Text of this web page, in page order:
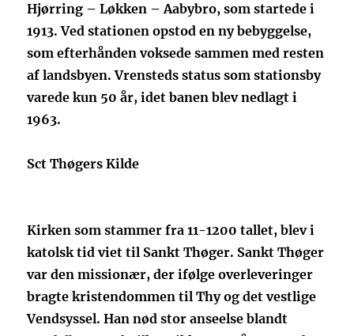
Hjørring – Løkken – Aabybro, som startede i
1913. Ved stationen opstod en ny bebyggelse,
som efterhånden voksede sammen med resten
af landsbyen. Vrensteds status som stationsby
varede kun 50 år, idet banen blev nedlagt i
1963.
Sct Thøgers Kilde
Kirken som stammer fra 11-1200 tallet, blev i
katolsk tid viet til Sankt Thøger. Sankt Thøger
var den missionær, der ifølge overleveringer
bragte kristendommen til Thy og det vestlige
Vendsyssel. Han nød stor anseelse blandt